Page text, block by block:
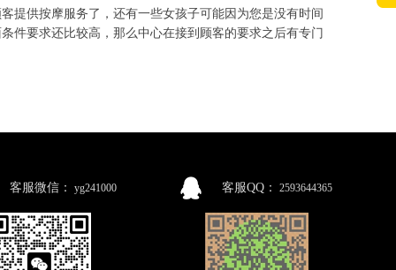
提供按摩服务了，还有一些女孩子可能因为您是没有时间
件要求还比较高，那么中心在接到顾客的要求之后有专门
客服微信： yg241000 客服QQ： 2593644365